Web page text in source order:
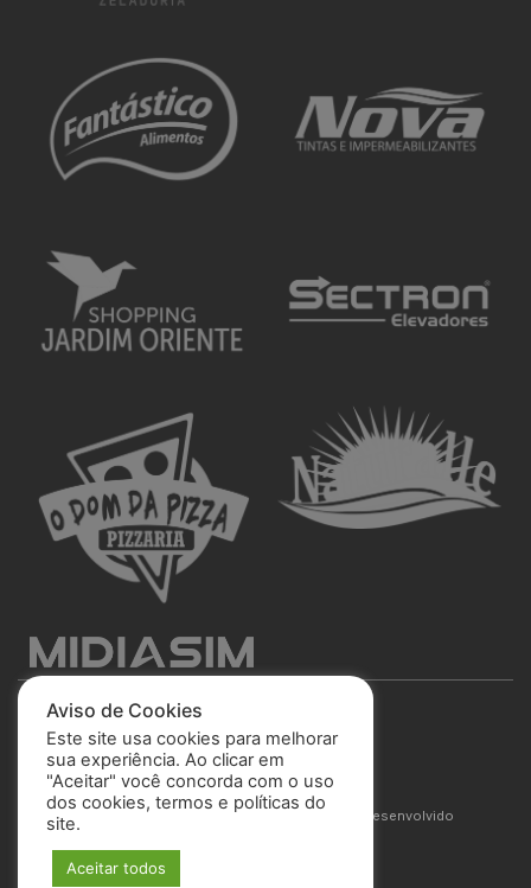
São José Esporte Clube
© 2025 Todos os direitos reservados. Site desenvolvido
Aviso de Cookies
Este site usa cookies para melhorar
sua experiência. Ao clicar em
"Aceitar" você concorda com o uso
dos cookies, termos e políticas do
site.
Aceitar todos